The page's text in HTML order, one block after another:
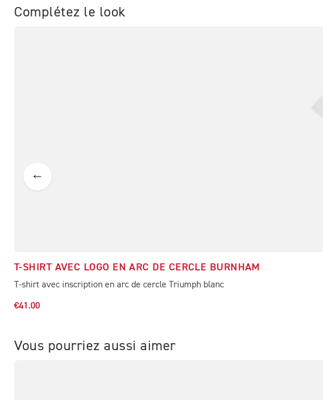
Complétez le look
T-SHIRT AVEC LOGO EN ARC DE CERCLE BURNHAM
T-shirt avec inscription en arc de cercle Triumph blanc
€41.00
Vous pourriez aussi aimer